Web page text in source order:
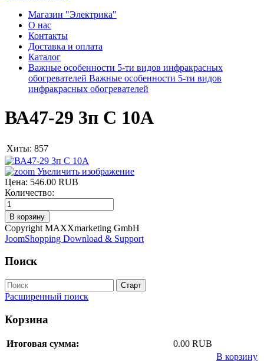
Магазин "Электрика"
О нас
Контакты
Доставка и оплата
Каталог
Важные особенности 5-ти видов инфракрасных
обогревателей Важные особенности 5-ти видов
инфракрасных обогревателей
ВА47-29 3п C 10А
Хиты: 857
Увеличить изображение
Цена: 546.00 RUB
Количество:
Copyright MAXXmarketing GmbH
JoomShopping Download & Support
Поиск
Расширенный поиск
Корзина
Итоговая сумма:
0.00 RUB
В корзину